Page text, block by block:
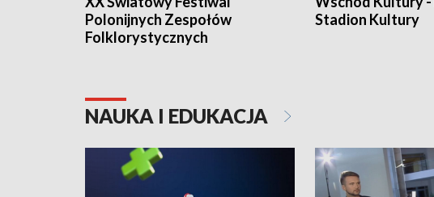
Polonijnych Zespołów
Folklorystycznych
Stadion Kultury
NAUKA I EDUKACJA